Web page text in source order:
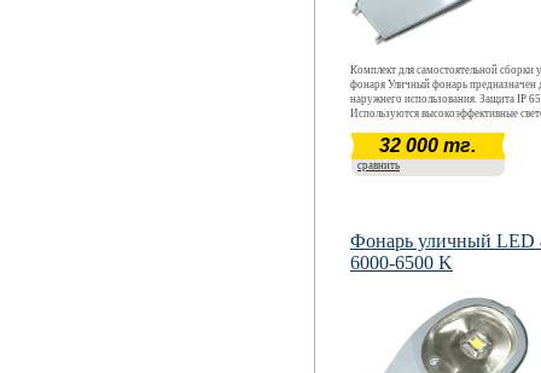
Комплект для самостоятельной сборки
фонаря Уличный фонарь предназначен
наружнего использования. Защита IP
Используются высокоэффективные
50 Вт. Цветовая температура 6000 К -
Срок окупаемости ~ 12 месяцев. Срок
эксплуатации более 5 лет.
32 000 тг.
сравнить
Фонарь уличный LED
6000-6500 K